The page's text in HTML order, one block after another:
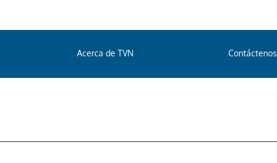
Acerca de TVN Contáctenos